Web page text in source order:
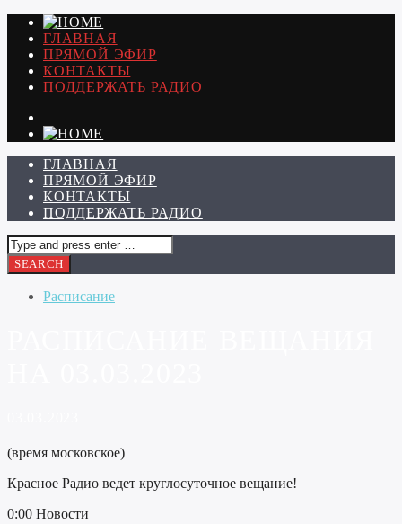
ГЛАВНАЯ
ПРЯМОЙ ЭФИР
КОНТАКТЫ
ПОДДЕРЖАТЬ РАДИО
ГЛАВНАЯ
ПРЯМОЙ ЭФИР
КОНТАКТЫ
ПОДДЕРЖАТЬ РАДИО
Расписание
(время московское)
Красное Радио ведет круглосуточное вещание!
0:00 Новости